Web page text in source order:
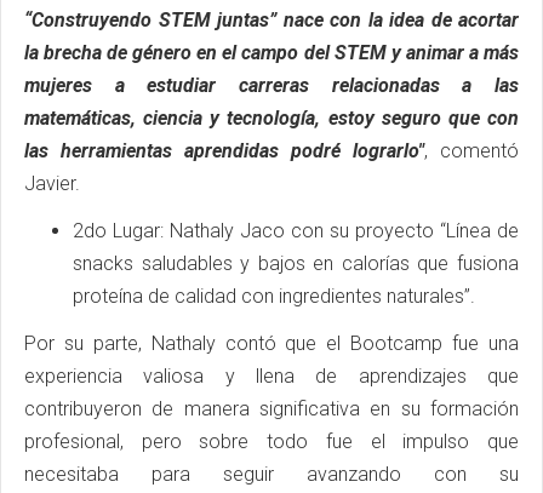
“Construyendo STEM juntas” nace con la idea de acortar
la brecha de género en el campo del STEM y animar a más
mujeres a estudiar carreras relacionadas a las
matemáticas, ciencia y tecnología, estoy seguro que con
las herramientas aprendidas podré lograrlo", comentó
Javier.
2do Lugar: Nathaly Jaco con su proyecto “Línea de
snacks saludables y bajos en calorías que fusiona
proteína de calidad con ingredientes naturales”.
Por su parte, Nathaly contó que el Bootcamp fue una
experiencia valiosa y llena de aprendizajes que
contribuyeron de manera significativa en su formación
profesional, pero sobre todo fue el impulso que
necesitaba para seguir avanzando con su